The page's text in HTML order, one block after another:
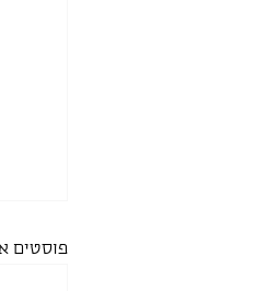
פוסטים